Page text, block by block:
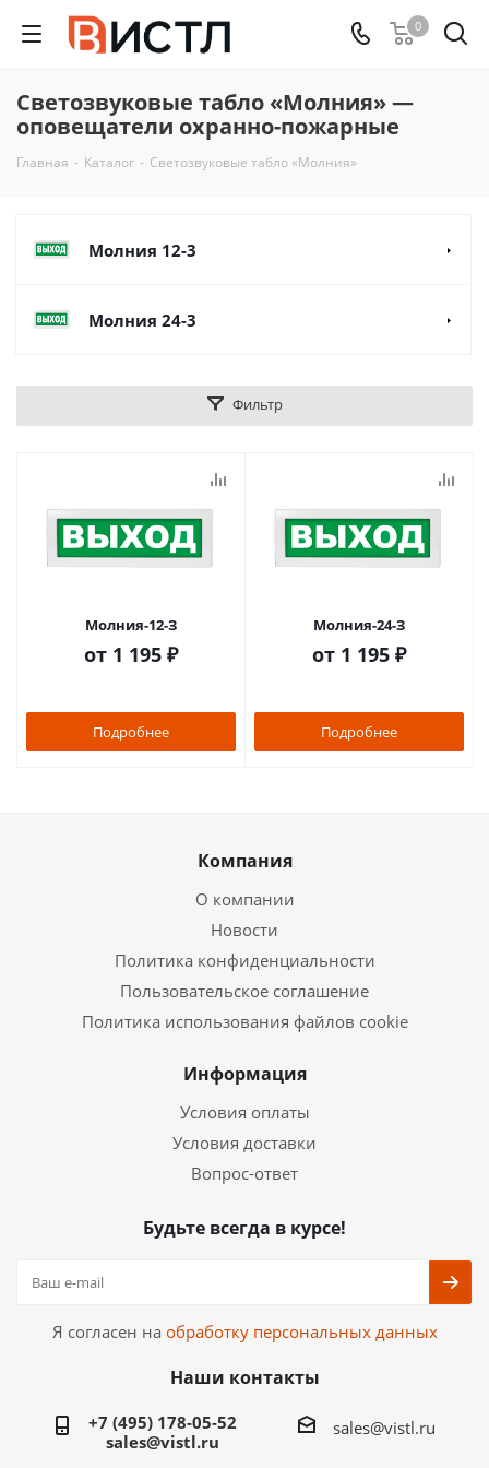
0
Светозвуковые табло «Молния» —
оповещатели охранно-пожарные
Главная - Каталог - Светозвуковые табло «Молния»
Молния 12-3
Молния 24-3
Фильтр
Молния-12-З
от 1 195 ₽
Подробнее
Молния-24-З
от 1 195 ₽
Подробнее
Компания
О компании
Новости
Политика конфиденциальности
Пользовательское соглашение
Политика использования файлов cookie
Информация
Условия оплаты
Условия доставки
Вопрос-ответ
Будьте всегда в курсе!
Я согласен на обработку персональных данных
Наши контакты
+7 (495) 178-05-52
sales@vistl.ru
sales@vistl.ru